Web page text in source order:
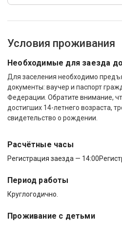
Условия проживания
Необходимые для заезда
Для заселения необходимо
документы: ваучер и паспорт
Федерации. Обратите внимание,
достигших 14-летнего возраста,
свидетельство о рождении.
Расчётные часы
Регистрация заезда — 14:00
Период работы
Круглогодично.
Проживание с детьми